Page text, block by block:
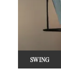
SWING